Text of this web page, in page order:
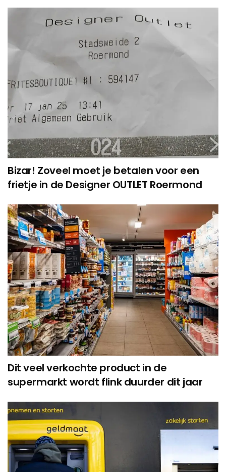
Bizar! Zoveel moet je betalen voor een
frietje in de Designer OUTLET Roermond
Dit veel verkochte product in de
supermarkt wordt flink duurder dit jaar